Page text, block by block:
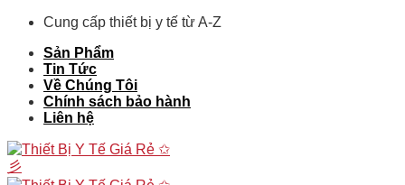
Skip
content
Cung cấp thiết bị y tế từ A-Z
Sản Phẩm
Tin Tức
Về Chúng Tôi
Chính sách bảo hành
Liên hệ